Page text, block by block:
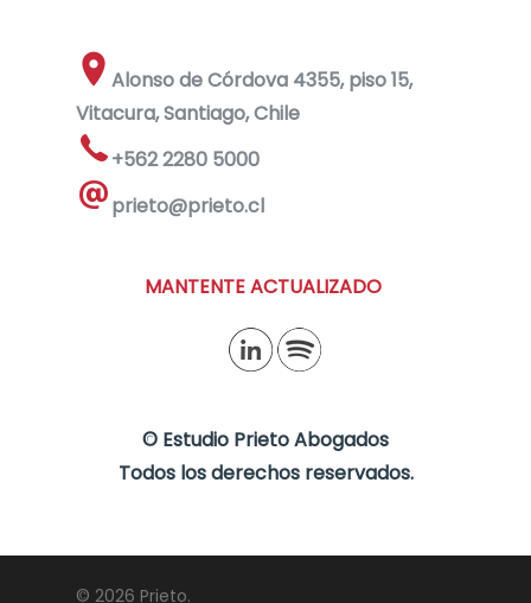
Alonso de Córdova 4355, piso 15,
Vitacura, Santiago, Chile
+562 2280 5000
prieto@prieto.cl
MANTENTE ACTUALIZADO
© Estudio Prieto Abogados
Todos los derechos reservados.
© 2026 Prieto.